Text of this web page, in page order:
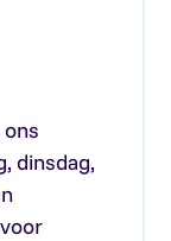
dinsdag,